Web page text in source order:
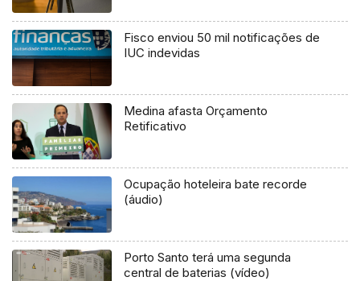
Fisco enviou 50 mil notificações de
IUC indevidas
Medina afasta Orçamento
Retificativo
Ocupação hoteleira bate recorde
(áudio)
Porto Santo terá uma segunda
central de baterias (vídeo)